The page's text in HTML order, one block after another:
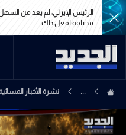
الرئيس الإيراني: لم يعد من
مختلفة لفعل ذلك
الرئيس الإيراني: لم يعد من
مختلفة لفعل ذلك
... نشرة الأخبار